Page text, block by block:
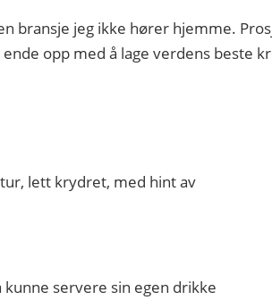
bransje jeg ikke hører hjemme.
opp med å lage verdens beste
lett krydret, med hint av
servere sin egen drikke